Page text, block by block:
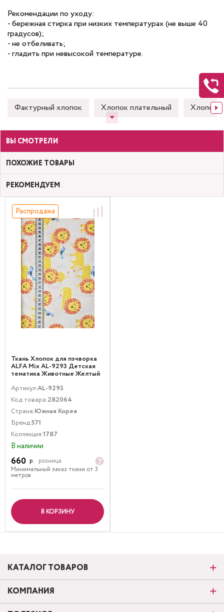
Рекомендации по уходу:
- бережная стирка при низких температурах (не выше 40
градусов);
- не отбеливать;
- гладить при невысокой температуре.
Фактурный хлопок Хлопок плательный Хлопок
ВЫ СМОТРЕЛИ
ПОХОЖИЕ ТОВАРЫ
РЕКОМЕНДУЕМ
Распродажа
Ткань Хлопок для пэчворка
ALFA Mix AL-9293 Детская
тематика Животные Желтый
Артикул:AL-9293
Код товара:282064
Страна:Южная Корея
Бренд:571
Коллекция:1787
В наличии
660 р.
розница
Минимальный заказ ткани от 3
метров
В КОРЗИНУ
КАТАЛОГ ТОВАРОВ
КОМПАНИЯ